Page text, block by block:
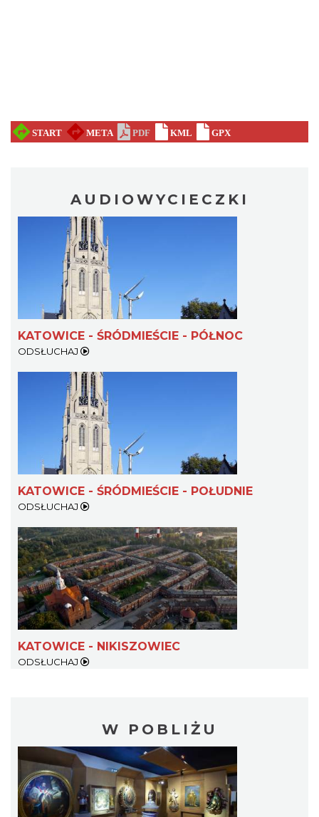
AUDIOWYCIECZKI
KATOWICE - ŚRÓDMIEŚCIE - PÓŁNOC
ODSŁUCHAJ
KATOWICE - ŚRÓDMIEŚCIE - POŁUDNIE
ODSŁUCHAJ
KATOWICE - NIKISZOWIEC
ODSŁUCHAJ
W POBLIŻU